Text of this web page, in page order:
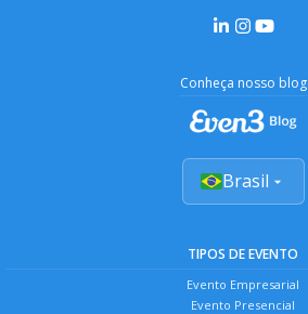
Conheça nosso blog
Brasil
TIPOS DE EVENTO
Evento Empresarial
Evento Presencial